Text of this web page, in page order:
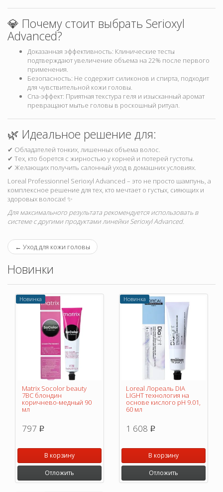
💎 Почему стоит выбрать Serioxyl
Advanced?
Доказанная эффективность: Клинические тесты
подтверждают увеличение объема на 22% после первого
применения.
Безопасность: Не содержит силиконов и спирта, подходит
для чувствительной кожи головы.
Спа-эффект: Приятная текстура геля и изысканный аромат
превращают мытье головы в роскошный ритуал.
🌿 Идеальное решение для:
✔ Обладателей тонких, лишенных объема волос.
✔ Тех, кто борется с жирностью у корней и потерей густоты.
✔ Желающих получить салонный уход в домашних условиях.
Loreal Professionnel Serioxyl Advanced – это не просто шампунь, а
комплексное решение для тех, кто мечтает о густых, сияющих и
здоровых волосах! ✨
Для максимального результата рекомендуется использовать в
системе с другими продуктами линейки Serioxyl Advanced.
← Уход для кожи головы
Новинки
Новинка
Matrix Socolor beauty
7BC блондин
коричнево-медный 90
мл
797 p
В корзину
Отложить
Новинка
Loreal Лореаль DIA
LIGHT технология на
основе кислого pH 9.01,
60 мл
1 608 p
В корзину
Отложить